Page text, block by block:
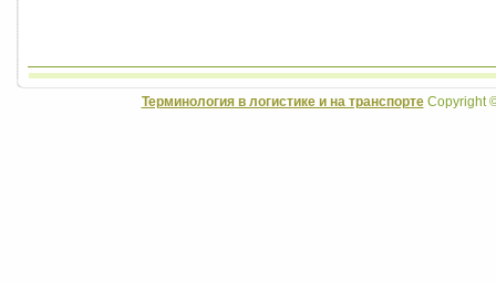
Терминология в логистике и на транспортеCopyright